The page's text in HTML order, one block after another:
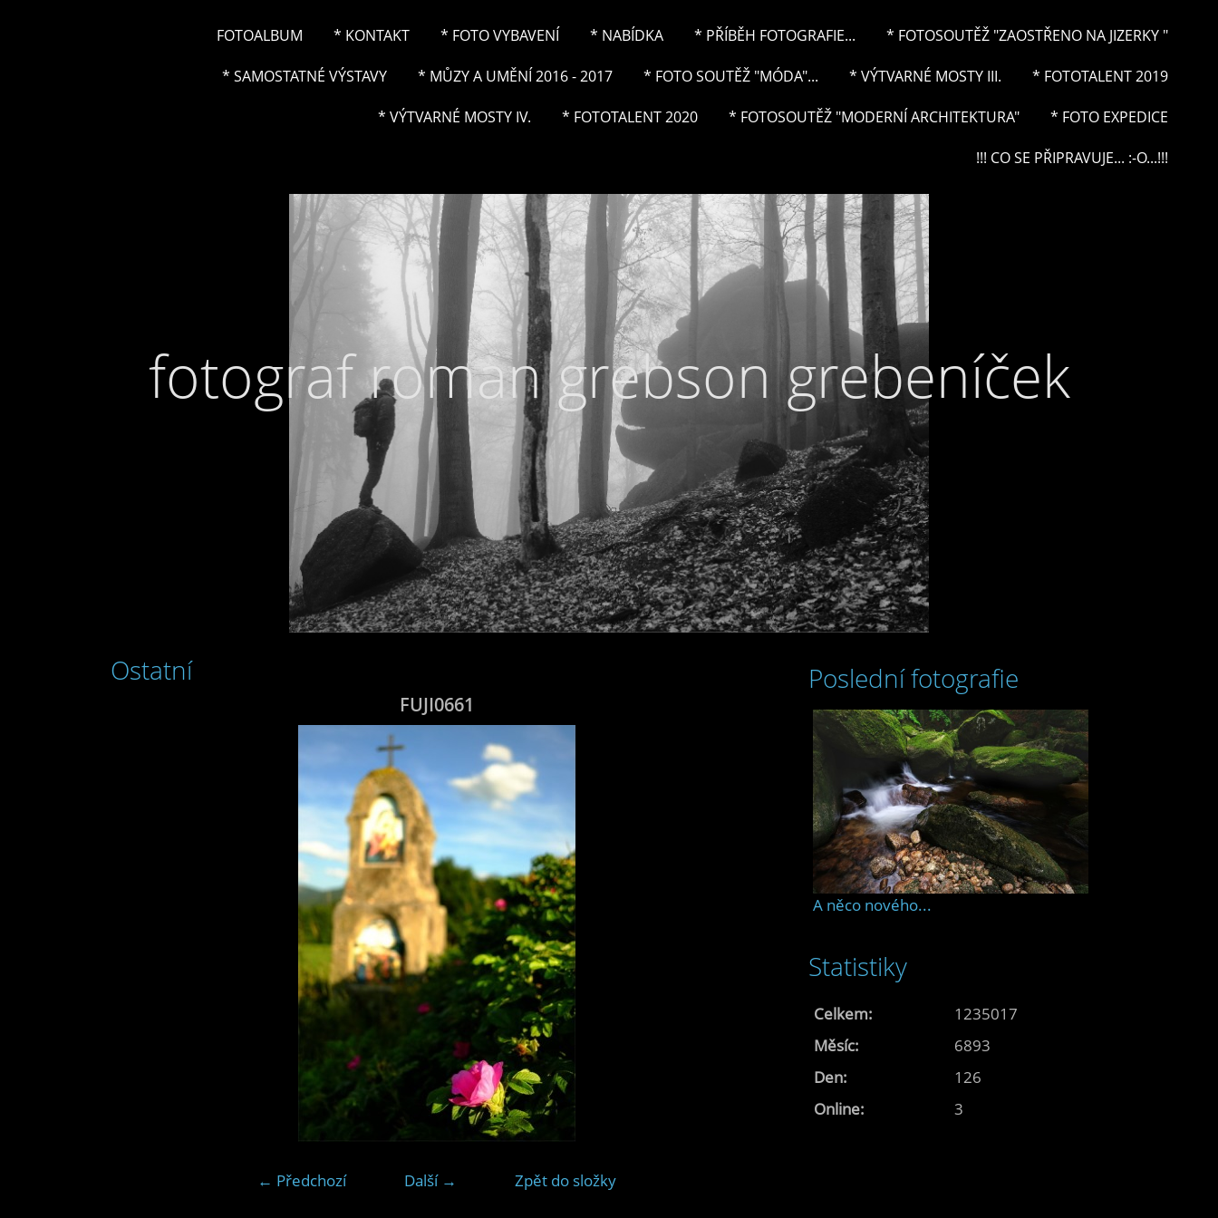
FOTOALBUM * KONTAKT * FOTO VYBAVENÍ * NABÍDKA * PŘÍBĚH FOTOGRAFIE... * FOTOSOUTĚŽ "ZAOSTŘENO NA JIZERKY "
* SAMOSTATNÉ VÝSTAVY * MŮZY A UMĚNÍ 2016 - 2017 * FOTO SOUTĚŽ "MÓDA"... * VÝTVARNÉ MOSTY III. * FOTOTALENT 2019
* VÝTVARNÉ MOSTY IV. * FOTOTALENT 2020 * FOTOSOUTĚŽ "MODERNÍ ARCHITEKTURA" * FOTO EXPEDICE
!!! CO SE PŘIPRAVUJE... :-O...!!!
fotograf roman grebson grebeníček
Ostatní
FUJI0661
← Předchozí Další → Zpět do složky
Poslední fotografie
A něco nového...
Statistiky
Online: 3
Celkem:
1235017
Měsíc:
6893
Den:
126